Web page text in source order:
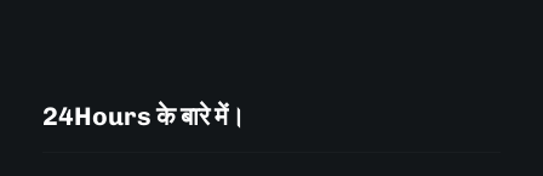
24Hours के बारे में।